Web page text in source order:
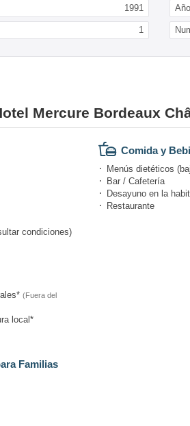
1991
1
Mercure Bordeaux
condiciones)
(Fuera del
local*
Familias
Comida y
Menús dietéticos
Bar / Cafetería
Desayuno en la
Restaurante